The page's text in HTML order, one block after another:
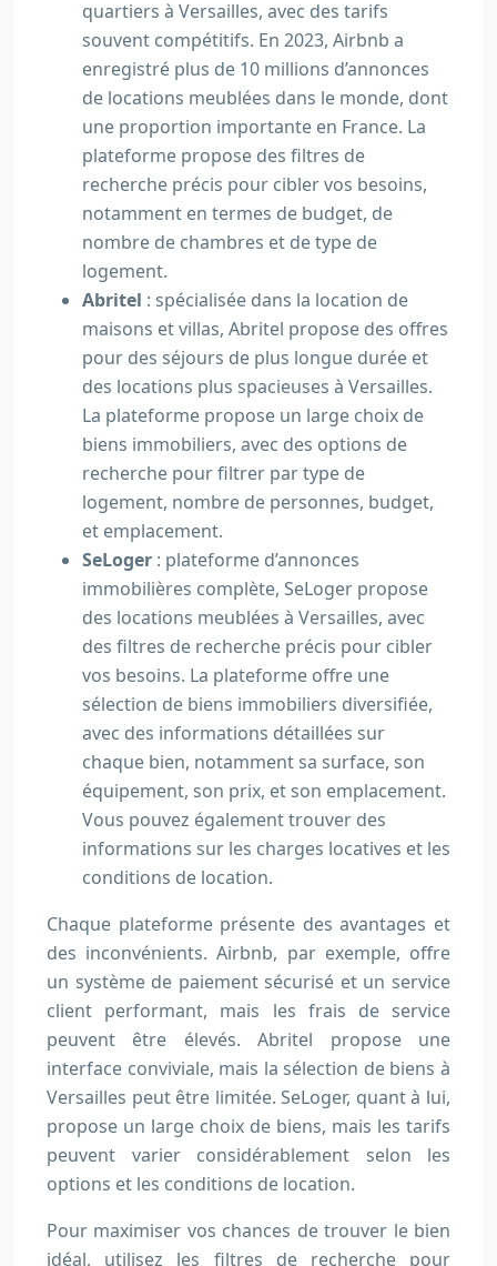
quartiers à Versailles, avec des tarifs
souvent compétitifs. En 2023, Airbnb a
enregistré plus de 10 millions d’annonces
de locations meublées dans le monde, dont
une proportion importante en France. La
plateforme propose des filtres de
recherche précis pour cibler vos besoins,
notamment en termes de budget, de
nombre de chambres et de type de
logement.
Abritel : spécialisée dans la location de
maisons et villas, Abritel propose des offres
pour des séjours de plus longue durée et
des locations plus spacieuses à Versailles.
La plateforme propose un large choix de
biens immobiliers, avec des options de
recherche pour filtrer par type de
logement, nombre de personnes, budget,
et emplacement.
SeLoger : plateforme d’annonces
immobilières complète, SeLoger propose
des locations meublées à Versailles, avec
des filtres de recherche précis pour cibler
vos besoins. La plateforme offre une
sélection de biens immobiliers diversifiée,
avec des informations détaillées sur
chaque bien, notamment sa surface, son
équipement, son prix, et son emplacement.
Vous pouvez également trouver des
informations sur les charges locatives et les
conditions de location.
Chaque plateforme présente des avantages et
des inconvénients. Airbnb, par exemple, offre
un système de paiement sécurisé et un service
client performant, mais les frais de service
peuvent être élevés. Abritel propose une
interface conviviale, mais la sélection de biens à
Versailles peut être limitée. SeLoger, quant à lui,
propose un large choix de biens, mais les tarifs
peuvent varier considérablement selon les
options et les conditions de location.
Pour maximiser vos chances de trouver le bien
idéal, utilisez les filtres de recherche pour